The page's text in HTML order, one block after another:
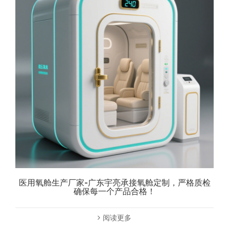
医用氧舱生产厂家-广东宇亮承接氧舱定制，严格质检
确保每一个产品合格！
阅读更多